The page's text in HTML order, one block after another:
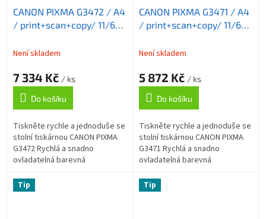
CANON PIXMA G3472 / A4
/ print+scan+copy/ 11/6
USB/ červená
Není skladem
7 334 Kč / ks
Do košíku
Tiskněte rychle a jednoduše se
stolní tiskárnou CANON PIXMA
G3472 Rychlá a snadno
ovladatelná barevná
G3472 . Integruje v sobě
tiskárnu , kopírku a...
CANON PIXMA G3471 / A4
/ print+scan+copy/ 11/6
USB/ bílá
Není skladem
5 872 Kč / ks
Do košíku
Tiskněte rychle a jednoduše se
stolní tiskárnou CANON PIXMA
G3471 Rychlá a snadno
ovladatelná barevná
G3471 . Integruje v sobě
tiskárnu , kopírku a...
Tip Tip